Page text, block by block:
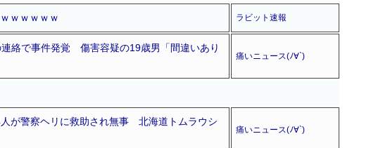
ｗｗｗｗｗ ラビット速報
絡で事件発覚 傷害容疑の19歳男「間違いあり
痛いニュース(ﾉ∀`)
が警察ヘリに救助され無事 北海道トムラウシ
痛いニュース(ﾉ∀`)